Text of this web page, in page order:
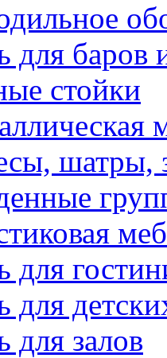
для баров
стойки
шатры,
для
для
для залов